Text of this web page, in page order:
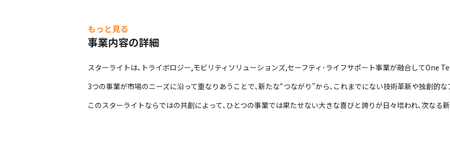
もっと見る
事業内容の詳細
スターライトは､トライボロジー,モビリティソリューションズ,セーフティ･ライフサポート事業が融合してOne
3つの事業が市場のニーズに沿って重なりあうことで､新たな“つながり”から､これまでにない技術革新や独創的
このスターライトならではの共創によって､ひとつの事業では果たせない大きな喜びと誇りが日々培われ､次なる